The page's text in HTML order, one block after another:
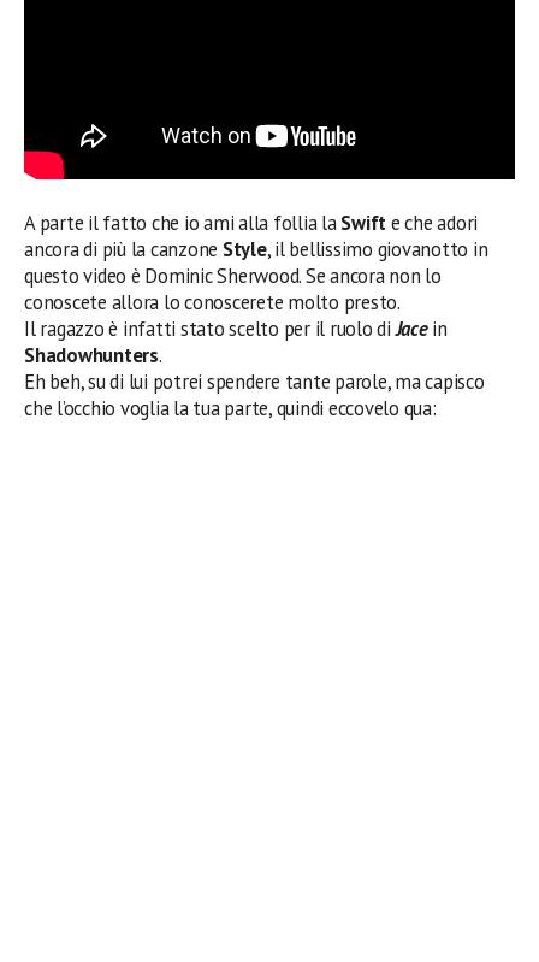
A parte il fatto che io ami alla follia laSwifte che adori
ancora di più la canzone Style, il bellissimo giovanotto in
questo video è Dominic Sherwood. Se ancora non lo
conoscete allora lo conoscerete molto presto.
Il ragazzo è infatti stato scelto per il ruolo diJacein
Shadowhunters.
Eh beh, su di lui potrei spendere tante parole, ma capisco
che l’occhio voglia la tua parte, quindi eccovelo qua: